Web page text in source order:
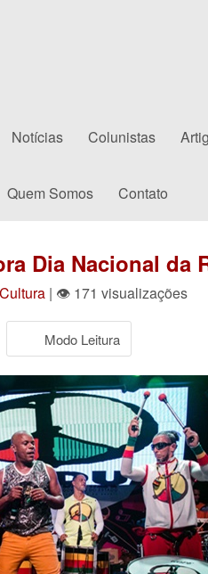
Notícias Colunistas
Quem Somos Contato
Dia Nacional da
Cultura | 👁 171 visualizações
Modo Leitura